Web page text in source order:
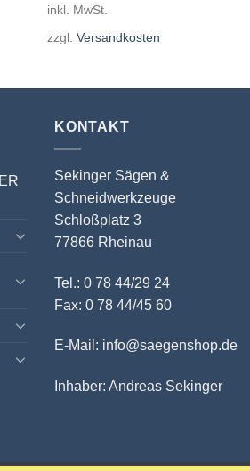
inkl. MwSt.
zzgl.Versandkosten
KONTAKT
Sekinger Sägen &
Schneidwerkzeuge
Schloßplatz 3
77866 Rheinau
Tel.: 0 78 44/29 24
Fax: 0 78 44/45 60
E-Mail: info@saegenshop.de
Inhaber: Andreas Sekinger